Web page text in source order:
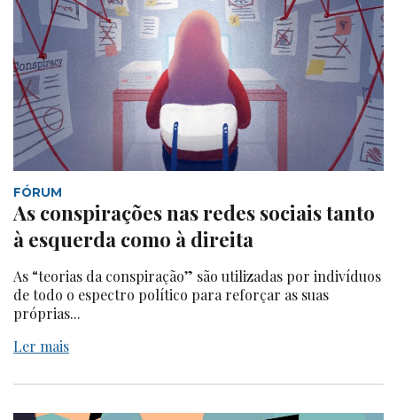
FÓRUM
As conspirações nas redes sociais tanto
à esquerda como à direita
As “teorias da conspiração” são utilizadas por indivíduos
de todo o espectro político para reforçar as suas
próprias...
Ler mais